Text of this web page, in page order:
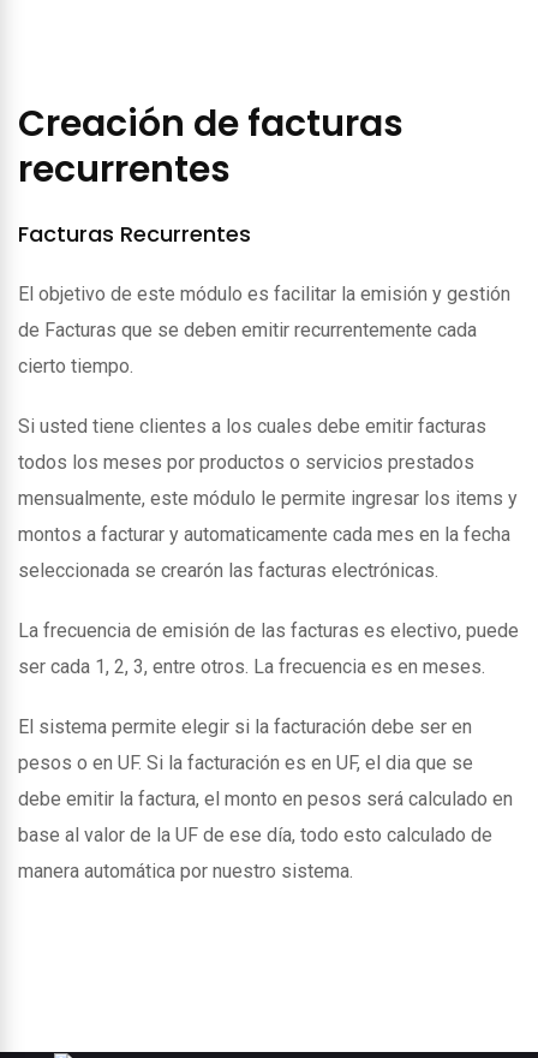
Creación de facturas
recurrentes
Facturas Recurrentes
El objetivo de este módulo es facilitar la emisión y gestión
de Facturas que se deben emitir recurrentemente cada
cierto tiempo.
Si usted tiene clientes a los cuales debe emitir facturas
todos los meses por productos o servicios prestados
mensualmente, este módulo le permite ingresar los items y
montos a facturar y automaticamente cada mes en la fecha
seleccionada se crearón las facturas electrónicas.
La frecuencia de emisión de las facturas es electivo, puede
ser cada 1, 2, 3, entre otros. La frecuencia es en meses.
El sistema permite elegir si la facturación debe ser en
pesos o en UF. Si la facturación es en UF, el dia que se
debe emitir la factura, el monto en pesos será calculado en
base al valor de la UF de ese día, todo esto calculado de
manera automática por nuestro sistema.